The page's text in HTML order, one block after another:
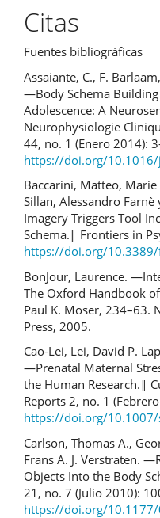
Citas
Fuentes bibliográficas
Assaiante, C., F.
―Body Schema
Adolescence: A
Neurophysiologie
44, no. 1 (Enero 2014):
https://doi.org/
Baccarini, Matteo,
Sillan, Alessandro
Imagery Triggers Tool
Schema.‖ Frontiers in
https://doi.org/
BonJour, Laurence.
The Oxford Handbook
Paul K. Moser, 234–63.
Press, 2005.
Cao-Lei, Lei, David P.
―Prenatal Maternal
the Human Research.‖
Reports 2, no. 1
https://doi.org/
Carlson, Thomas A.,
Frans A. J. Verstraten.
Objects Into the Body
21, no. 7 (Julio 2010):
https://doi.org/